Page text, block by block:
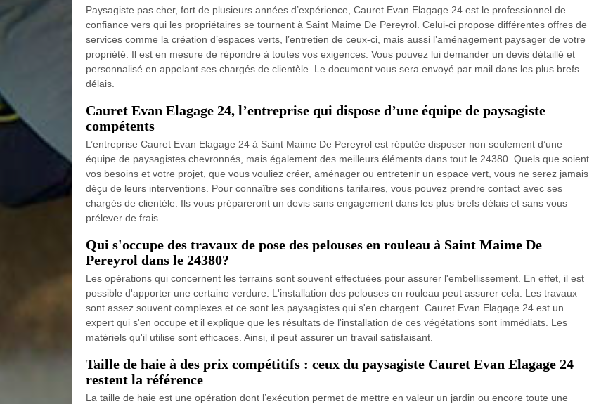
Paysagiste pas cher, fort de plusieurs années d’expérience, Cauret Evan Elagage 24 est le professionnel de
confiance vers qui les propriétaires se tournent à Saint Maime De Pereyrol. Celui-ci propose différentes offres de
services comme la création d’espaces verts, l’entretien de ceux-ci, mais aussi l’aménagement paysager de votre
propriété. Il est en mesure de répondre à toutes vos exigences. Vous pouvez lui demander un devis détaillé et
personnalisé en appelant ses chargés de clientèle. Le document vous sera envoyé par mail dans les plus brefs
délais.
Cauret Evan Elagage 24, l’entreprise qui dispose d’une équipe de paysagiste
compétents
L’entreprise Cauret Evan Elagage 24 à Saint Maime De Pereyrol est réputée disposer non seulement d’une
équipe de paysagistes chevronnés, mais également des meilleurs éléments dans tout le 24380. Quels que soient
vos besoins et votre projet, que vous vouliez créer, aménager ou entretenir un espace vert, vous ne serez jamais
déçu de leurs interventions. Pour connaître ses conditions tarifaires, vous pouvez prendre contact avec ses
chargés de clientèle. Ils vous prépareront un devis sans engagement dans les plus brefs délais et sans vous
prélever de frais.
Qui s'occupe des travaux de pose des pelouses en rouleau à Saint Maime De
Pereyrol dans le 24380?
Les opérations qui concernent les terrains sont souvent effectuées pour assurer l'embellissement. En effet, il est
possible d'apporter une certaine verdure. L'installation des pelouses en rouleau peut assurer cela. Les travaux
sont assez souvent complexes et ce sont les paysagistes qui s'en chargent. Cauret Evan Elagage 24 est un
expert qui s'en occupe et il explique que les résultats de l'installation de ces végétations sont immédiats. Les
matériels qu'il utilise sont efficaces. Ainsi, il peut assurer un travail satisfaisant.
Taille de haie à des prix compétitifs : ceux du paysagiste Cauret Evan Elagage 24
restent la référence
La taille de haie est une opération dont l’exécution permet de mettre en valeur un jardin ou encore toute une